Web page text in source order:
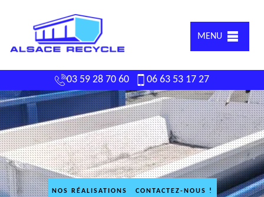
MENU
03 59 28 70 60 06 63 53 17 27
NOS RÉALISATIONS CONTACTEZ-NOUS !